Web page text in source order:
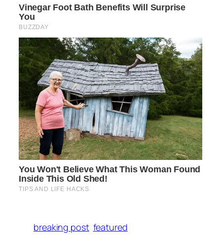
breaking post featured